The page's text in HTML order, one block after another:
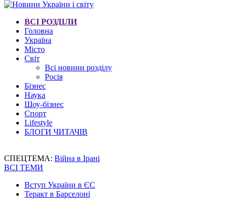
ВСІ РОЗДІЛИ
Головна
Україна
Місто
Світ
Всі новини розділу
Росія
Бізнес
Наука
Шоу-бізнес
Спорт
Lifestyle
БЛОГИ ЧИТАЧІВ
СПЕЦТЕМА: Війна в Ірані
ВСІ ТЕМИ
Вступ України в ЄС
Теракт в Барселоні